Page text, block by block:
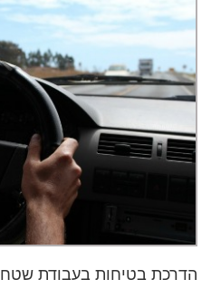
הדרכת בטיחות בעבודת שטח